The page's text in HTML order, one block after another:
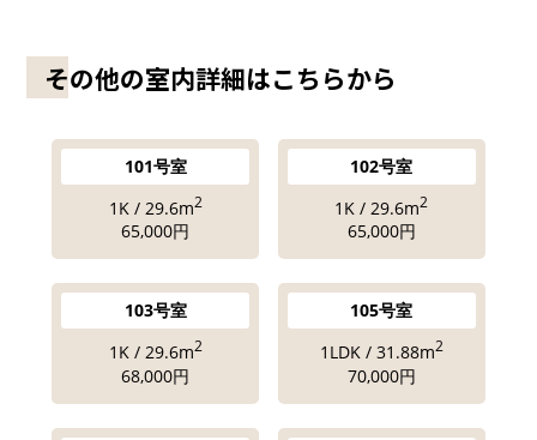
その他の室内詳細はこちらから
101号室
1K / 29.6m2
65,000円
102号室
1K / 29.6m2
65,000円
103号室
1K / 29.6m2
68,000円
105号室
1LDK / 31.88m2
70,000円